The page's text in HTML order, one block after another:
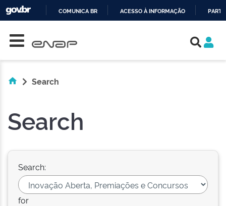
COMUNICA BR ACESSO À INFORMAÇÃO
Search
Search
Search:
for